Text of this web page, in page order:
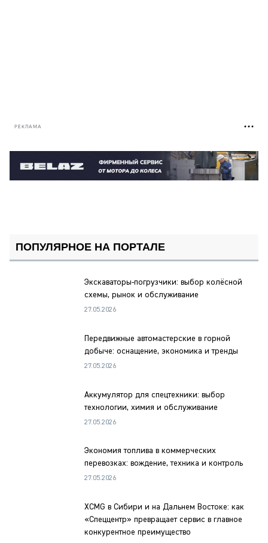
РЕКЛАМА
ПОПУЛЯРНОЕ НА ПОРТАЛЕ
Экскаваторы-погрузчики: выбор колёсной
схемы, рынок и обслуживание
27.05.2026
Передвижные автомастерские в горной
добыче: оснащение, экономика и тренды
27.05.2026
Аккумулятор для спецтехники: выбор
технологии, химия и обслуживание
27.05.2026
Экономия топлива в коммерческих
перевозках: вождение, техника и контроль
27.05.2026
XCMG в Сибири и на Дальнем Востоке: как
«Спеццентр» превращает сервис в главное
конкурентное преимущество